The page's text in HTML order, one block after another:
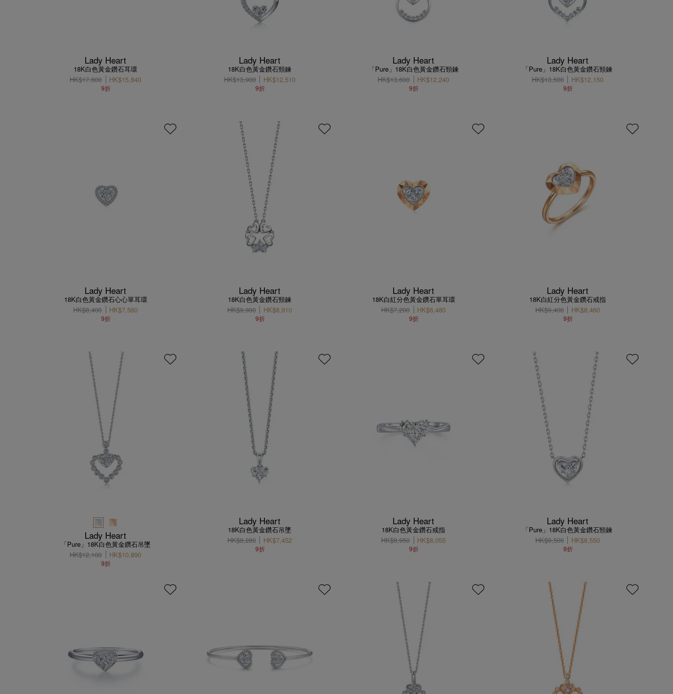
Lady Heart
18K白色黃金鑽石耳環
HK$17,600
HK$15,840
9折
Lady Heart
18K白色黃金鑽石頸鍊
HK$13,900
HK$12,510
9折
Lady Heart
「Pure」18K白色黃金鑽石頸鍊
HK$13,600
HK$12,240
9折
Lady Heart
「Pure」18K白色黃金鑽石頸鍊
HK$13,500
HK$12,150
9折
Lady Heart
18K白色黃金鑽石心心單耳環
HK$8,400
HK$7,560
9折
Lady Heart
18K白色黃金鑽石頸鍊
HK$9,900
HK$8,910
9折
Lady Heart
18K白紅分色黃金鑽石單耳環
HK$7,200
HK$6,480
9折
Lady Heart
18K白紅分色黃金鑽石戒指
HK$9,400
HK$8,460
9折
Lady Heart
「Pure」18K白色黃金鑽石吊墜
HK$12,100
HK$10,890
9折
Lady Heart
18K白色黃金鑽石吊墜
HK$8,280
HK$7,452
9折
Lady Heart
18K白色黃金鑽石戒指
HK$8,950
HK$8,055
9折
Lady Heart
「Pure」18K白色黃金鑽石頸鍊
HK$9,500
HK$8,550
9折